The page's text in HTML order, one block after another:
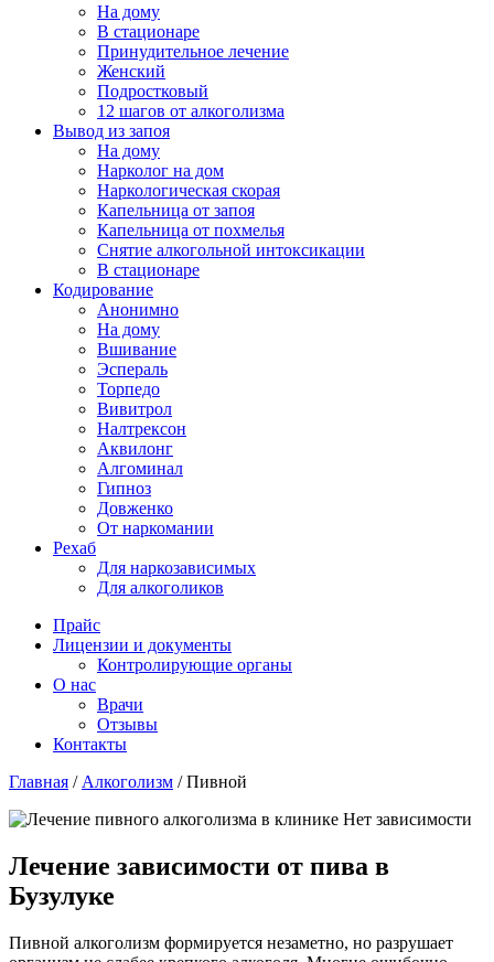
На дому
В стационаре
Принудительное лечение
Женский
Подростковый
12 шагов от алкоголизма
Вывод из запоя
На дому
Нарколог на дом
Наркологическая скорая
Капельница от запоя
Капельница от похмелья
Снятие алкогольной интоксикации
В стационаре
Кодирование
Анонимно
На дому
Вшивание
Эспераль
Торпедо
Вивитрол
Налтрексон
Аквилонг
Алгоминал
Гипноз
Довженко
От наркомании
Рехаб
Для наркозависимых
Для алкоголиков
Прайс
Лицензии и документы
Контролирующие органы
О нас
Врачи
Отзывы
Контакты
Главная / Алкоголизм /Пивной
Лечение зависимости от пива в
Бузулуке
Пивной алкоголизм формируется незаметно, но разрушает